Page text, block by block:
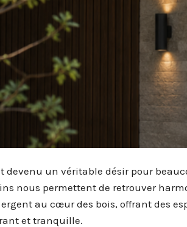
devenu un véritable désir pour
nous permettent de retrouver
au cœur des bois, offrant des
et tranquille.